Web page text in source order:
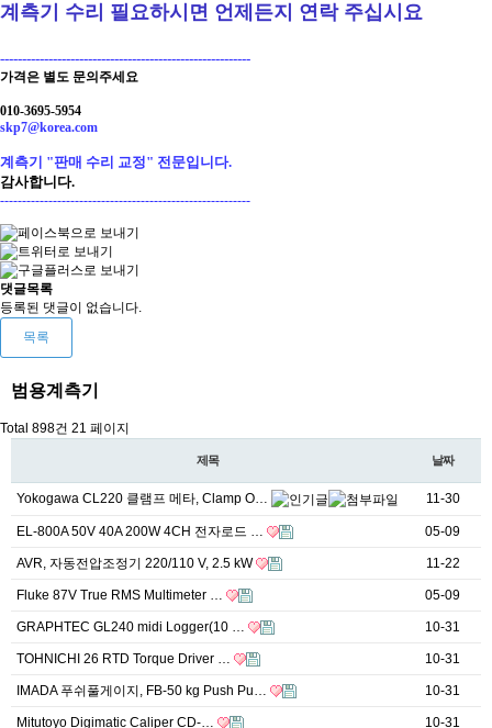
계측기 수리 필요하시면 언제든지 연락 주십시요
---------------------------------------------------------
가격은 별도 문의주세요
010-3695-5954
skp7@korea.com
계측기 "판매 수리 교정" 전문입니다.
감사합니다.
---------------------------------------------------------
댓글목록
등록된 댓글이 없습니다.
목록
범용계측기
Total 898건 21 페이지
제목 날짜
Yokogawa CL220 클램프 메타, Clamp O… 11-30
EL-800A 50V 40A 200W 4CH 전자로드 … 05-09
AVR, 자동전압조정기 220/110 V, 2.5 kW 11-22
Fluke 87V True RMS Multimeter … 05-09
GRAPHTEC GL240 midi Logger(10 … 10-31
TOHNICHI 26 RTD Torque Driver … 10-31
IMADA 푸쉬풀게이지, FB-50 kg Push Pu… 10-31
Mitutoyo Digimatic Caliper CD-… 10-31